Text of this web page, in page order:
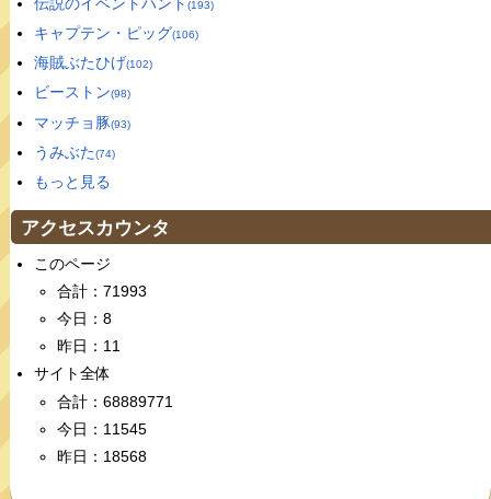
(193)
キャプテン・ピッグ(106)
海賊ぶたひげ(102)
ビーストン(98)
マッチョ豚(93)
うみぶた(74)
もっと見る
アクセスカウンタ
このページ
合計：71993
今日：8
昨日：11
サイト全体
合計：68889771
今日：11545
昨日：18568